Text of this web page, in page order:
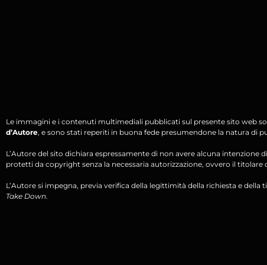
Le immagini e i contenuti multimediali pubblicati sul presente sito web
d’Autore, e sono stati reperiti in buona fede presumendone la natura di
L’Autore del sito dichiara espressamente di non avere alcuna
protetti da copyright senza la necessaria autorizzazione, ovvero il
L’Autore si impegna, previa verifica della legittimità della richiesta e della
Take Down.